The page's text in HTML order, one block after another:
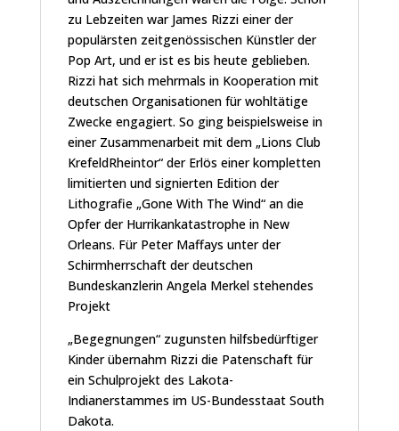
zu Lebzeiten war James Rizzi einer der
populärsten zeitgenössischen Künstler der
Pop Art, und er ist es bis heute geblieben.
Rizzi hat sich mehrmals in Kooperation mit
deutschen Organisationen für wohltätige
Zwecke engagiert. So ging beispielsweise in
einer Zusammenarbeit mit dem „Lions Club
KrefeldRheintor“ der Erlös einer kompletten
limitierten und signierten Edition der
Lithografie „Gone With The Wind“ an die
Opfer der Hurrikankatastrophe in New
Orleans. Für Peter Maffays unter der
Schirmherrschaft der deutschen
Bundeskanzlerin Angela Merkel stehendes
Projekt
„Begegnungen“ zugunsten hilfsbedürftiger
Kinder übernahm Rizzi die Patenschaft für
ein Schulprojekt des Lakota-
Indianerstammes im US-Bundesstaat South
Dakota.